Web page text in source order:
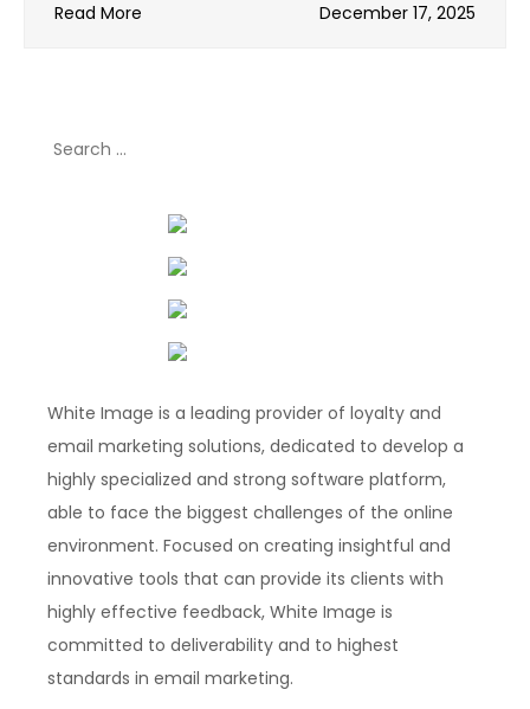
Read More December 17, 2025
White Image is a leading provider of loyalty and
email marketing solutions, dedicated to develop a
highly specialized and strong software platform,
able to face the biggest challenges of the online
environment. Focused on creating insightful and
innovative tools that can provide its clients with
highly effective feedback, White Image is
committed to deliverability and to highest
standards in email marketing.